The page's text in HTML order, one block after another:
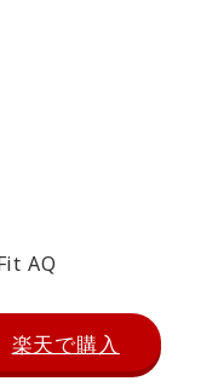
AQ
楽天で購入